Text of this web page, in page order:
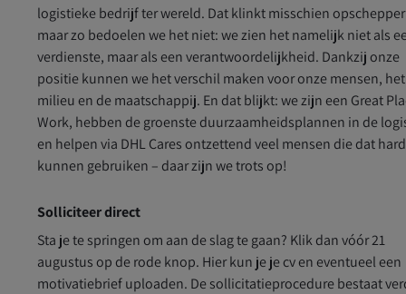
logistieke bedrijf ter wereld. Dat klinkt misschien
maar zo bedoelen we het niet: we zien het namelijk niet als
verdienste, maar als een verantwoordelijkheid. Dankzij onze
positie kunnen we het verschil maken voor onze mensen, het
milieu en de maatschappij. En dat blijkt: we zijn een Great
Work, hebben de groenste duurzaamheidsplannen in de
en helpen via DHL Cares ontzettend veel mensen die dat hard
kunnen gebruiken – daar zijn we trots op!
Solliciteer direct
Sta je te springen om aan de slag te gaan? Klik dan vóór 21
augustus op de rode knop. Hier kun je je cv en eventueel een
motivatiebrief uploaden. De sollicitatieprocedure bestaat